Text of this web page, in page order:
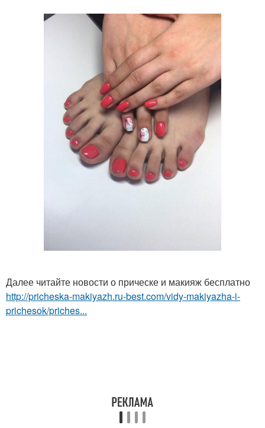
Далее читайте новости о прическе и макияж бесплатно
http://pricheska-makiyazh.ru-best.com/vidy-makiyazha-i-
prichesok/priches...